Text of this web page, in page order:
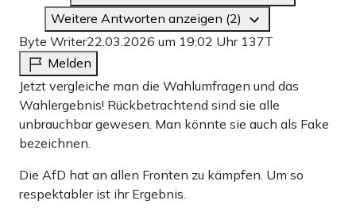
Weitere Antworten anzeigen (2)
Byte Writer22.03.2026 um 19:02 Uhr 137T
Melden
Jetzt vergleiche man die Wahlumfragen und das
Wahlergebnis! Rückbetrachtend sind sie alle
unbrauchbar gewesen. Man könnte sie auch als Fake
bezeichnen.
Die AfD hat an allen Fronten zu kämpfen. Um so
respektabler ist ihr Ergebnis.